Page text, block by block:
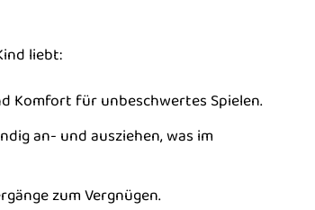
liebt:
Komfort für unbeschwertes Spielen.
an- und ausziehen, was im
zum Vergnügen.